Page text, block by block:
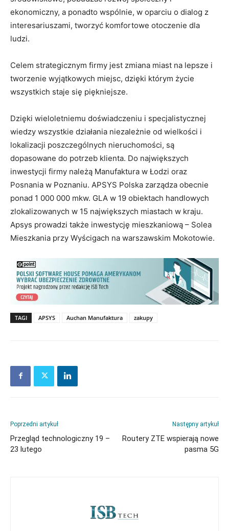
ekonomiczny, a ponadto wspólnie, w oparciu o dialog z
interesariuszami, tworzyć komfortowe otoczenie dla
ludzi.
Celem strategicznym firmy jest zmiana miast na lepsze i
tworzenie wyjątkowych miejsc, dzięki którym życie
wszystkich staje się piękniejsze.
Dzięki wieloletniemu doświadczeniu i specjalistycznej
wiedzy wszystkie działania niezależnie od wielkości i
lokalizacji poszczególnych nieruchomości, są
dopasowane do potrzeb klienta. Do największych
inwestycji firmy należą Manufaktura w Łodzi oraz
Posnania w Poznaniu. APSYS Polska zarządza obecnie
ponad 1 000 000 mkw. GLA w 19 obiektach handlowych
zlokalizowanych w 15 największych miastach w kraju.
Apsys prowadzi także inwestycję mieszkaniową – Solea
Mieszkania przy Wyścigach na warszawskim Mokotowie.
TAGI APSYS Auchan Manufaktura zakupy
Poprzedni artykuł
Przegląd technologiczny 19 –
23 lutego
Następny artykuł
Routery ZTE wspierają nowe
pasma 5G